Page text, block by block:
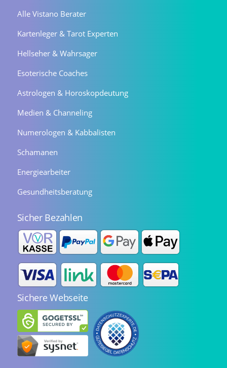
Alle Vistano Berater
Kartenleger & Tarot Experten
Hellseher & Wahrsager
Esoterische Coaches
Astrologen & Horoskopdeutung
Medien & Channeling
Numerologen & Kabbalisten
Schamanen
Energiearbeiter
Gesundheitsberatung
Sicher Bezahlen
Sichere Webseite